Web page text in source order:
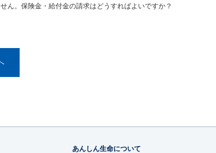
ん。保険金・給付金の請求はどうすればよいですか？
あんしん生命について